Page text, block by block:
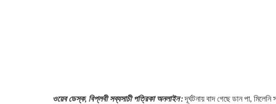
ওয়েব ডেস্ক, বিপ্লবী সব্যসাচী পত্রিকা অনলাইন :দূর্ঘটনায় বাদ গেছে ডান পা,